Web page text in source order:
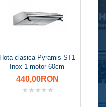
Hota clasica Pyramis ST1
Inox 1 motor 60cm
440,00RON